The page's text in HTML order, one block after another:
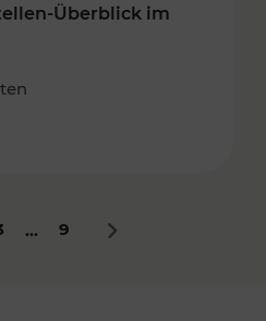
Überblick im
... 9 Nächstes